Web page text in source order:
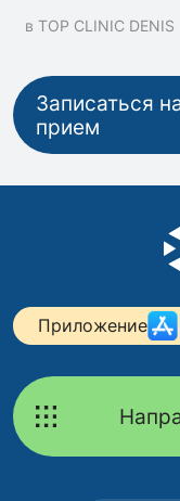
в TOP CLINIC DENIS
Записаться
прием
Приложение